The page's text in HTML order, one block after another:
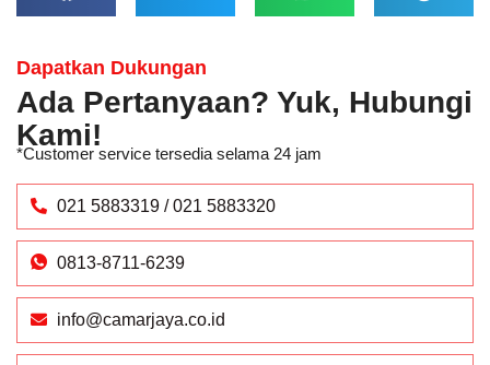
Dapatkan Dukungan
Ada Pertanyaan? Yuk, Hubungi
Kami!
*Customer service tersedia selama 24 jam
021 5883319 / 021 5883320
0813-8711-6239
info@camarjaya.co.id